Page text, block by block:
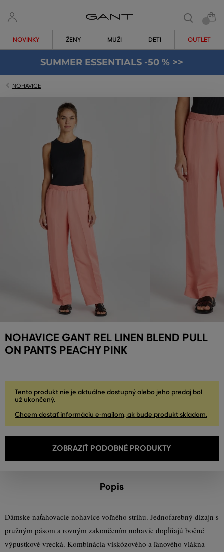
NOVINKY ŽENY MUŽI DETI OUTLET
SUMMER ESSENTIALS -50 % >>
NOHAVICE
NOHAVICE GANT REL LINEN BLEND PULL
ON PANTS PEACHY PINK
Tento produkt nie je aktuálne dostupný alebo jeho predaj bol
už ukončený.
Chcem dostať informáciu e-mailom, ak bude produkt skladom.
ZOBRAZIŤ PODOBNÉ PRODUKTY
Popis
Dámske naťahovacie nohavice voľného strihu. Jednofarebný dizajn s
pružným pásom a rovným zakončením nohavíc dopĺňajú bočné
výpustkové vrecká. Kombinácia viskózového a ľanového vlákna